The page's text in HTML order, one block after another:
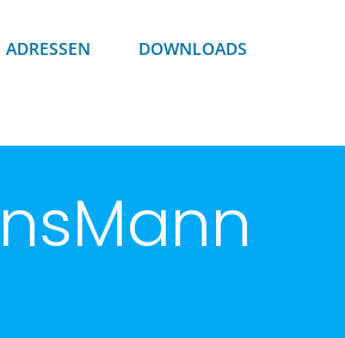
ADRESSEN DOWNLOADS